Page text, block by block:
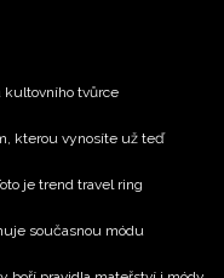
Extra s.r.o.
Zásadami
a
kultovního tvůrce
kterou vynosíte už teď
je trend travel ring
současnou módu